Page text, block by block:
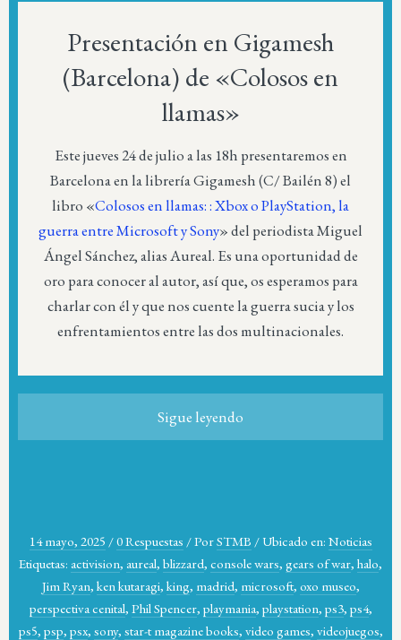
Presentación en Gigamesh
(Barcelona) de «Colosos en
llamas»
Este jueves 24 de julio a las 18h presentaremos en
Barcelona en la librería Gigamesh (C/ Bailén 8) el
libro «Colosos en llamas: : Xbox o PlayStation, la
guerra entre Microsoft y Sony» del periodista Miguel
Ángel Sánchez, alias Aureal. Es una oportunidad de
oro para conocer al autor, así que, os esperamos para
charlar con él y que nos cuente la guerra sucia y los
enfrentamientos entre las dos multinacionales.
Sigue leyendo
14 mayo, 2025 /0 Respuestas /PorSTMB / Ubicado en: Noticias
Etiquetas: activision, aureal, blizzard, console wars, gears of war, halo,
Jim Ryan, ken kutaragi, king, madrid, microsoft, oxo museo,
perspectiva cenital, Phil Spencer, playmania, playstation, ps3, ps4,
ps5, psp, psx, sony, star-t magazine books, video games, videojuegos,